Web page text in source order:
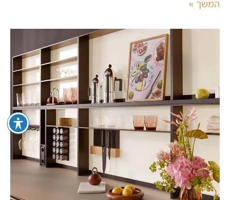
המשך »